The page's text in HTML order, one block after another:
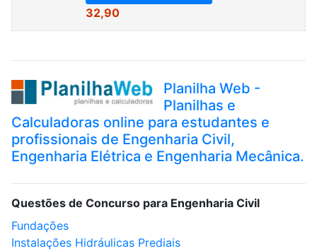
32,90
Planilha Web -
Planilhas e
Calculadoras online para estudantes e
profissionais de Engenharia Civil,
Engenharia Elétrica e Engenharia Mecânica.
Questões de Concurso para Engenharia Civil
Fundações
Instalações Hidráulicas Prediais